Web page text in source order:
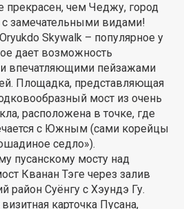
чем Чеджу, город
замечательными видами!
Skywalk – популярное у
дает возможность
впечатляющими пейзажами
Площадка, представляющая
мост из очень
расположена в точке, где
с Южным (сами корейцы
седло»).
пусанскому мосту над
Кванан Тэге через залив
район Суёнгу с Хэундэ Гу.
карточка Пусана,